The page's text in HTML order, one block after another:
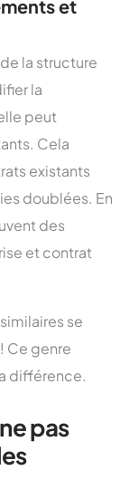
et
la structure
la
peut
Cela
existants
doublées. En
des
et contrat
se
Ce genre
différence.
pas